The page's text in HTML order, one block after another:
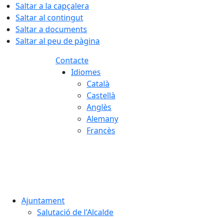
Saltar a la capçalera
Saltar al contingut
Saltar a documents
Saltar al peu de pàgina
Contacte
Idiomes
Català
Castellà
Anglès
Alemany
Francès
Ajuntament
Salutació de l'Alcalde